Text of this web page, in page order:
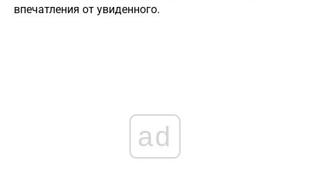
впечатления от увиденного.
ad